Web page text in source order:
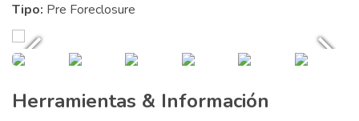
Tipo: Pre Foreclosure
Herramientas & Información